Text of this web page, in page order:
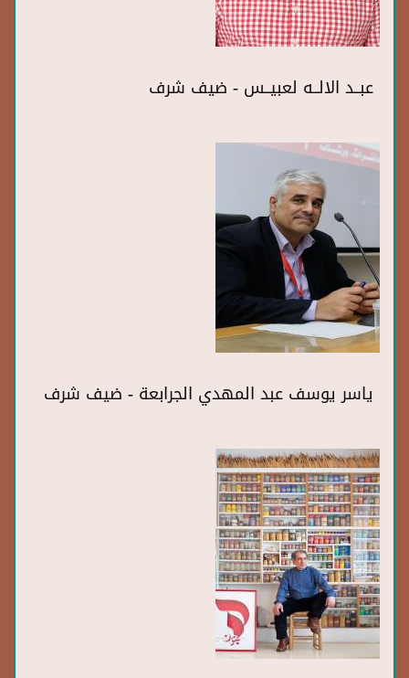
عبــد الالــه لعبيــس - ضيف شرف
ياسر يوسف عبد المهدي الجرابعة - ضيف شرف